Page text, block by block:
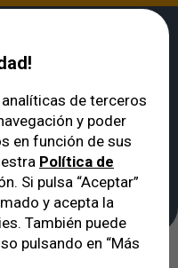
y
de terceros
y poder
en función de sus
Política de
Si pulsa “Aceptar”
y acepta la
También puede
pulsando en “Más